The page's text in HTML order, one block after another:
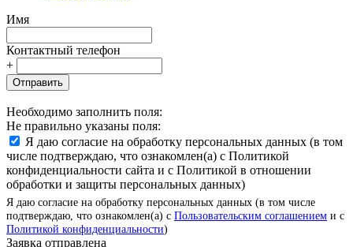
Имя
Контактный телефон
+
Отправить
Необходимо заполнить поля:
Не правильно указаны поля:
Я даю согласие на обработку персональных данных (в том
числе подтверждаю, что ознакомлен(а) с Политикой
конфиденциальности сайта и с Политикой в отношении
обработки и защиты персональных данных)
Я даю согласие на обработку персональных данных (в том числе
подтверждаю, что ознакомлен(а) с Пользовательским соглашением и с
Политикой конфиденциальности)
Заявка отправлена